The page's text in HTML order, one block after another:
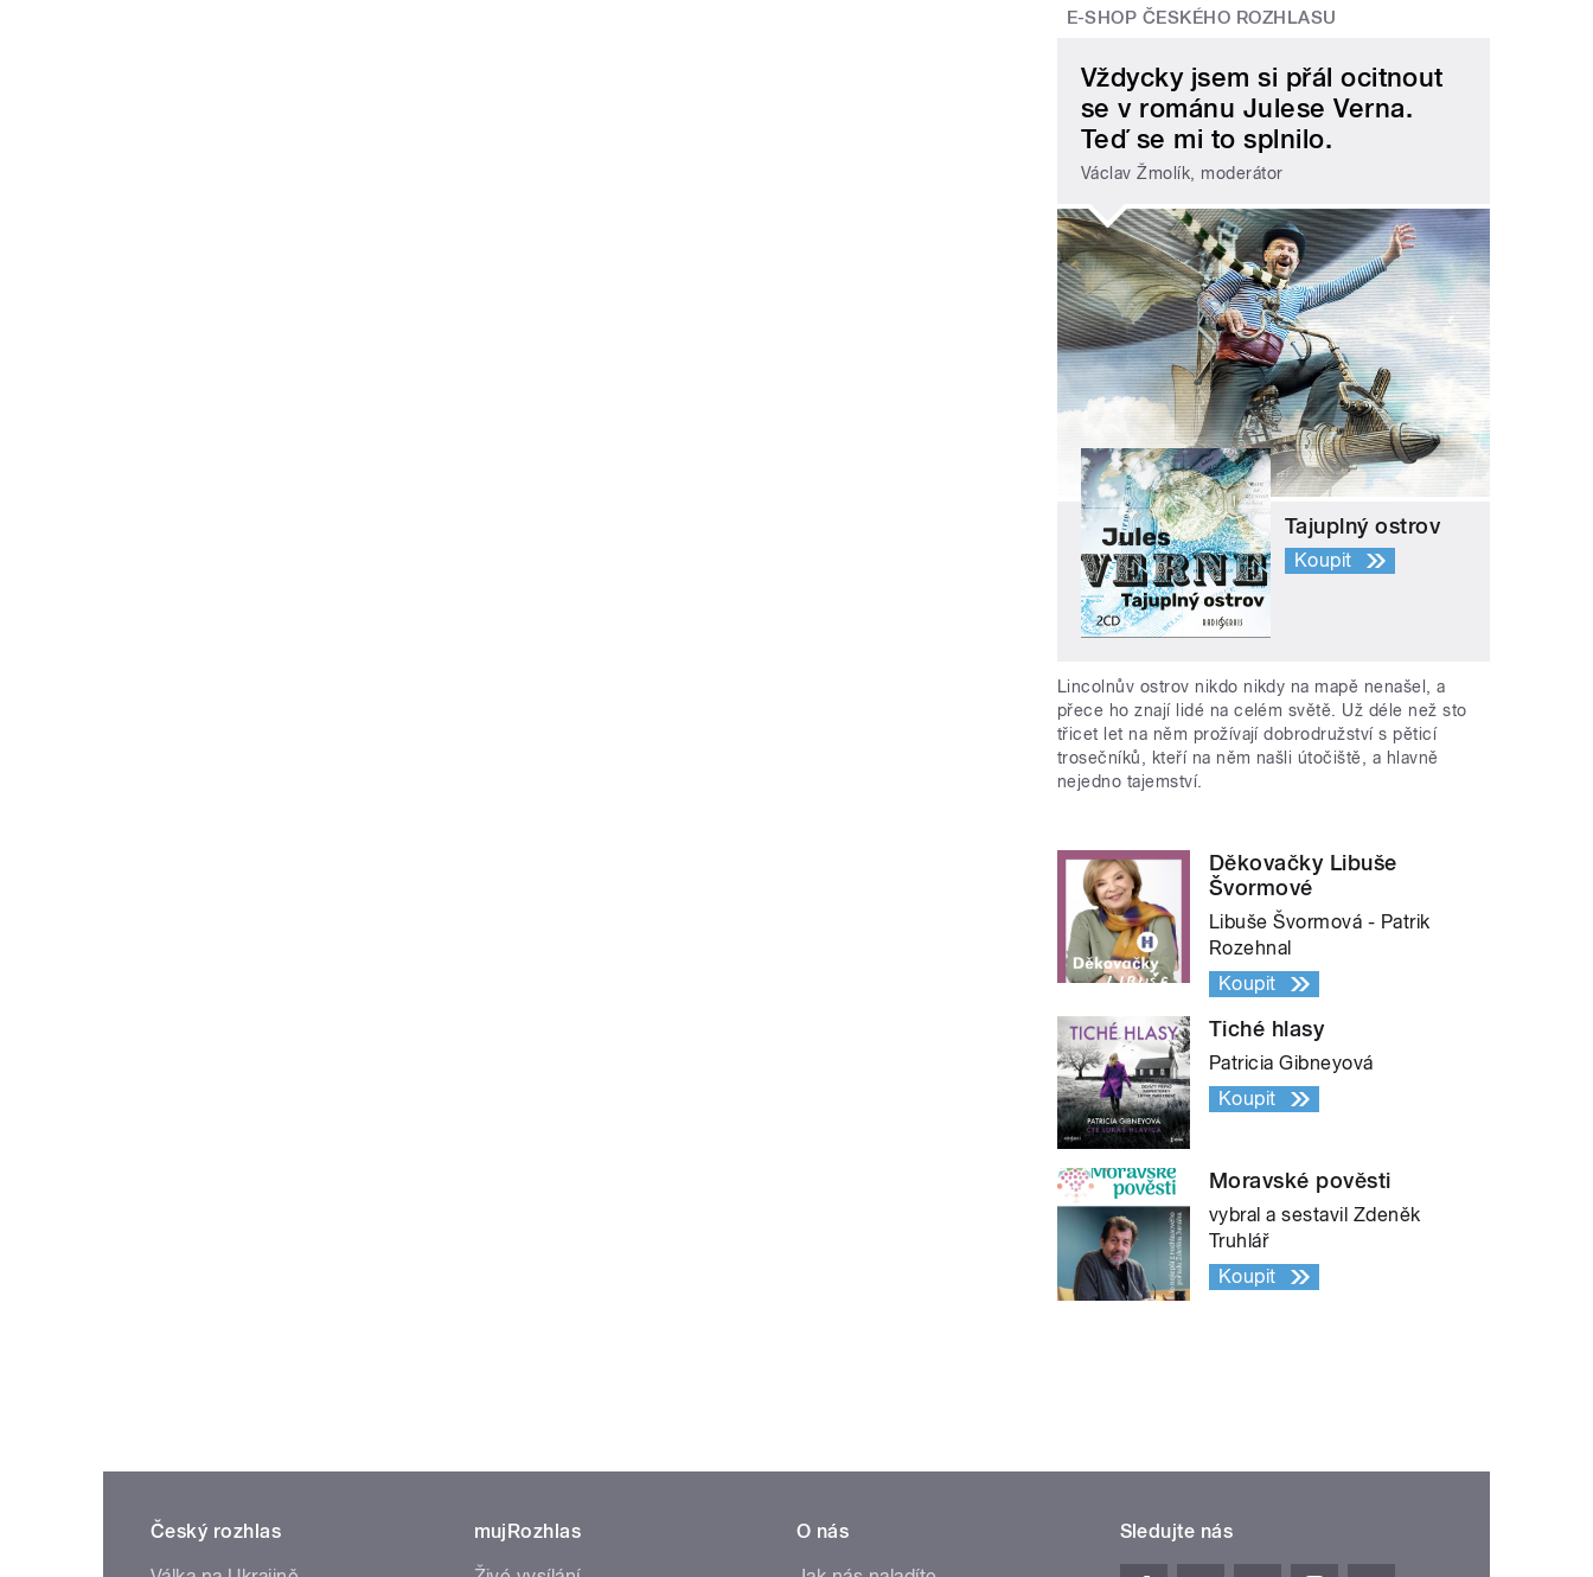
E-SHOP ČESKÉHO ROZHLASU
Vždycky jsem si přál ocitnout
se v románu Julese Verna.
Teď se mi to splnilo.
Václav Žmolík, moderátor
Tajuplný ostrov
Koupit
Lincolnův ostrov nikdo nikdy na mapě nenašel, a
přece ho znají lidé na celém světě. Už déle než sto
třicet let na něm prožívají dobrodružství s pěticí
trosečníků, kteří na něm našli útočiště, a hlavně
nejedno tajemství.
Děkovačky Libuše
Švormové
Libuše Švormová - Patrik
Rozehnal
Koupit
Tiché hlasy
Patricia Gibneyová
Koupit
Moravské pověsti
vybral a sestavil Zdeněk
Truhlář
Koupit
Český rozhlas
mujRozhlas
O nás
Sledujte nás